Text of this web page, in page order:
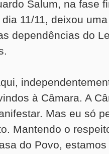
Salum, na fase
11/11, deixou
dependências do
à Câmara. A
Mas eu só
Mantendo o
do Povo,